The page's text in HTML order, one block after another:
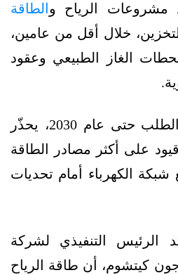
مشروعات الرياح و الطاقة
خلال أقل من عامين،
لمحطات الغاز الطبيعي وعقود
ومع استمرار ارتفاع الطلب حتى عام 2030، يحذّر
على أكثر مصادر الطاقة
الكهرباء أمام تحديات
الرئيس التنفيذي لشركة
كيتشوم، أن طاقة الرياح